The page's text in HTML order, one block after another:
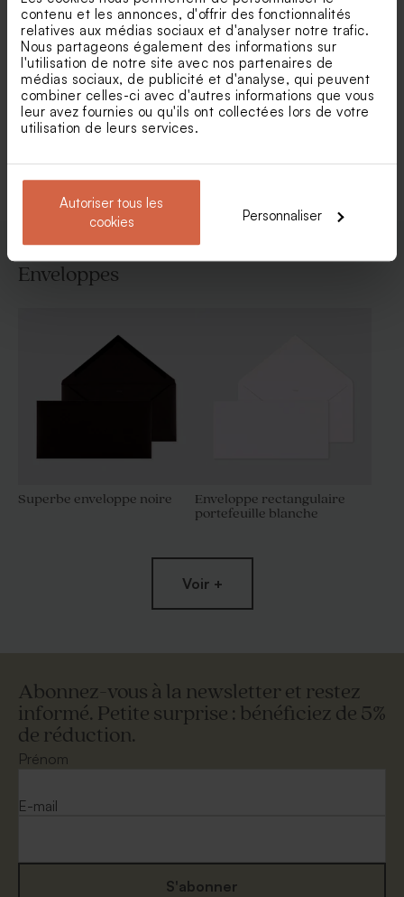
contenu et les annonces, d'offrir des fonctionnalités
relatives aux médias sociaux et d'analyser notre trafic.
Nous partageons également des informations sur
l'utilisation de notre site avec nos partenaires de
médias sociaux, de publicité et d'analyse, qui peuvent
combiner celles-ci avec d'autres informations que vous
leur avez fournies ou qu'ils ont collectées lors de votre
utilisation de leurs services.
Autoriser tous les
cookies
Personnaliser
Faire part mariage ruban
satin bouquet floral rose et
blanc
Faire part mariage pochette
papier recyclé (et fleurs
séchées*)
Enveloppes
Superbe enveloppe noire
Enveloppe rectangulaire
portefeuille blanche
Enveloppe blanche
autocollante
Voir +
Abonnez-vous à la newsletter et restez
informé. Petite surprise : bénéficiez de 5%
de réduction.
Prénom
E-mail
S'abonner